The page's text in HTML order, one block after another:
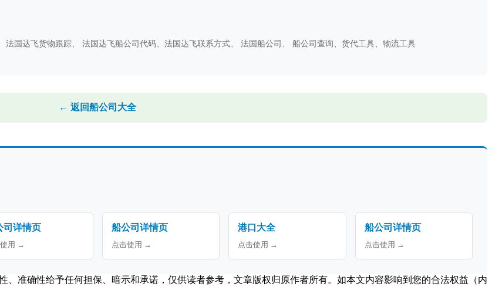
国达飞货物跟踪、 法国达飞船公司代码、法国达飞联系方式、 法国船公司、 船公司查询、货代工具、物流工具
← 返回船公司大全
司详情页
用 →
船公司详情页
点击使用 →
港口大全
点击使用 →
船公司详情页
点击使用 →
准确性给予任何担保、暗示和承诺，仅供读者参考，文章版权归原作者所有。如本文内容影响到您的合法权益（内